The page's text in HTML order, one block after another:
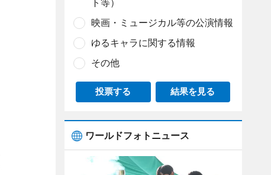
ト等）
映画・ミュージカル等の公演情報
ゆるキャラに関する情報
その他
投票する 結果を見る
ワールドフォトニュース